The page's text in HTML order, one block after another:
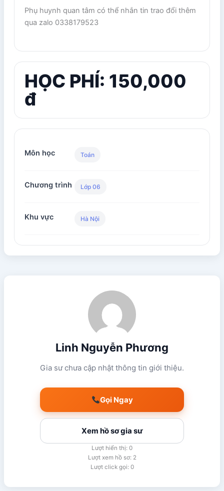
Phụ huynh quan tâm có thể nhắn tin trao đổi thêm
qua zalo 0338179523
HỌC PHÍ: 150,000
đ
Môn học Toán
Chương trình Lớp 06
Khu vực Hà Nội
Linh Nguyễn Phương
Gia sư chưa cập nhật thông tin giới thiệu.
Gọi Ngay
Xem hồ sơ gia sư
Lượt hiển thị: 0
Lượt xem hồ sơ: 2
Lượt click gọi: 0